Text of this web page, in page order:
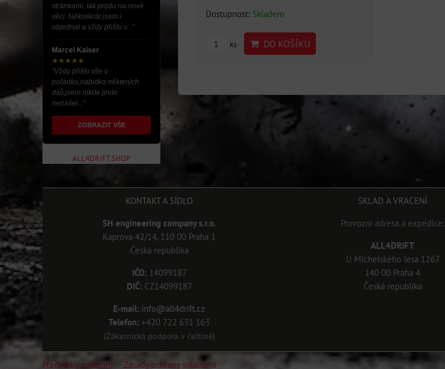
Dostupnost: Skladem
ks DO KOŠÍKU
stránkami, tak prijdu na nové
věci. Několikrát jsem i
objednal a vždy přišlo v..."
Marcel Kaiser
★★★★★
"Vždy přišlo vše v
pořádku,nabídka některých
dílů,jsem nikde jinde
nenašel..."
ZOBRAZIT VŠE
ALL4DRIFT.SHOP
KONTAKT A SÍDLO
SH engineering company s.r.o.
Kaprova 42/14, 110 00 Praha 1
Česká republika
IČO:14099187
DIČ:CZ14099187
E-mail: info@all4drift.cz
Telefon: +420 722 631 163
(Zákaznická podpora v češtině)
SKLAD A VRACENÍ
Provozní adresa a expedice:
ALL4DRIFT
U Michelského lesa 1267
140 00 Praha 4
Česká republika
Předvolby soukromí Zásady ochrany soukromí